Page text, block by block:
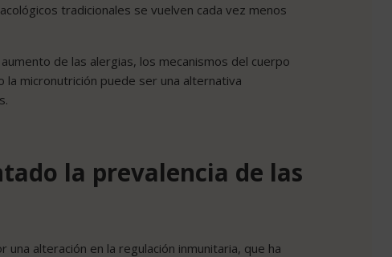
tradicionales se vuelven cada vez menos
de las alergias, los mecanismos del cuerpo
la micronutrición puede ser una alternativa
la prevalencia de las
alteración en la regulación inmunitaria, que ha